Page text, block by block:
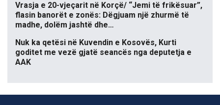
Vrasja e 20-vjeçarit në Korçë/ “Jemi të frikësuar”,
flasin banorët e zonës: Dëgjuam një zhurmë të
madhe, dolëm jashtë dhe…
Nuk ka qetësi në Kuvendin e Kosovës, Kurti
goditet me vezë gjatë seancës nga deputetja e
AAK